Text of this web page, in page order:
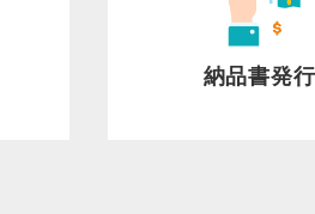
納品書発行